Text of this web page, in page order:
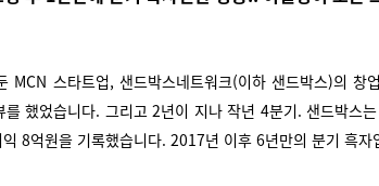
MCN 스타트업, 샌드박스네트워크(이하 샌드박스)의 창
를 했었습니다. 그리고 2년이 지나 작년 4분기. 샌드박스
8억원을 기록했습니다. 2017년 이후 6년만의 분기 흑자